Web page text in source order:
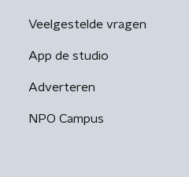
Veelgestelde vragen
App de studio
Adverteren
NPO Campus